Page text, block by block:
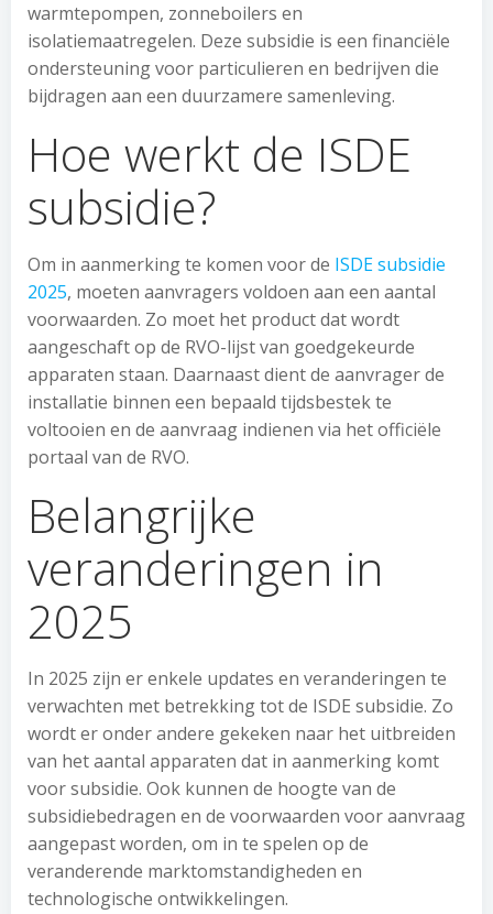
warmtepompen, zonneboilers en
isolatiemaatregelen. Deze subsidie is een financiële
ondersteuning voor particulieren en bedrijven die
bijdragen aan een duurzamere samenleving.
Hoe werkt de ISDE
subsidie?
Om in aanmerking te komen voor de ISDE subsidie
2025, moeten aanvragers voldoen aan een aantal
voorwaarden. Zo moet het product dat wordt
aangeschaft op de RVO-lijst van goedgekeurde
apparaten staan. Daarnaast dient de aanvrager de
installatie binnen een bepaald tijdsbestek te
voltooien en de aanvraag indienen via het officiële
portaal van de RVO.
Belangrijke
veranderingen in
2025
In 2025 zijn er enkele updates en veranderingen te
verwachten met betrekking tot de ISDE subsidie. Zo
wordt er onder andere gekeken naar het uitbreiden
van het aantal apparaten dat in aanmerking komt
voor subsidie. Ook kunnen de hoogte van de
subsidiebedragen en de voorwaarden voor aanvraag
aangepast worden, om in te spelen op de
veranderende marktomstandigheden en
technologische ontwikkelingen.